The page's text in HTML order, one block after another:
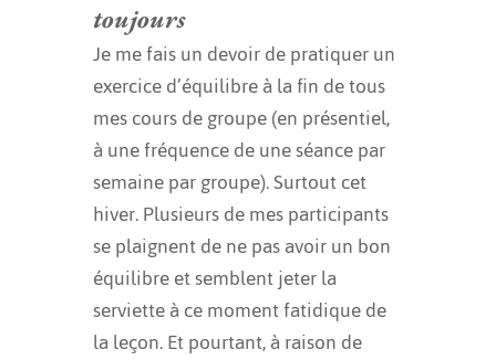
toujours
Je me fais un devoir de pratiquer un
exercice d’équilibre à la fin de tous
mes cours de groupe (en présentiel,
à une fréquence de une séance par
semaine par groupe). Surtout cet
hiver. Plusieurs de mes participants
se plaignent de ne pas avoir un bon
équilibre et semblent jeter la
serviette à ce moment fatidique de
la leçon. Et pourtant, à raison de